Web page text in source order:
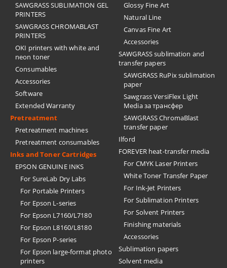
SAWGRASS SUBLIMATION GEL
PRINTERS
SAWGRASS CHROMABLAST
PRINTERS
OKI printers with white and
neon toner
Consumables
Accessories
Software
Extended Warranty
Pretreatment
Pretreatment machines
Pretreatment consumables
Inks and Toner Cartridges
EPSON GENUINE INKS
For SureLab Dry Labs
For Portable Printers
For Epson L-series
For Epson L7160/L7180
For Epson L8160/L8180
For Epson P-series
For Epson large-format photo
printers
Glossy Fine Art
Natural Line
Canvas Fine Art
Accessories
SAWGRASS sublimation and
transfer papers
SAWGRASS RuPix sublimation
paper
Sawgrass VersiFlex Light
Media за трансфер
SAWGRASS ChromaBlast
transfer paper
Ilford
FOREVER heat-transfer media
For CMYK Laser Printers
White Toner Transfer Paper
For Ink-Jet Printers
For Sublimation Printers
For Solvent Printers
Finishing materials
Accessories
Sublimation papers
Solvent media